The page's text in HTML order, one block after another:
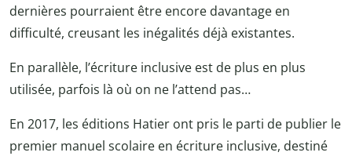
dernières pourraient être encore davantage en
difficulté, creusant les inégalités déjà existantes.
En parallèle, l’écriture inclusive est de plus en plus
utilisée, parfois là où on ne l’attend pas…
En 2017, les éditions Hatier ont pris le parti de publier le
premier manuel scolaire en écriture inclusive, destiné